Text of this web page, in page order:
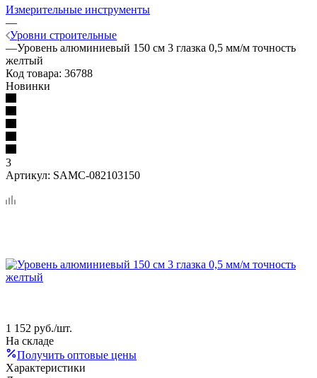
Измерительные инструменты
—
Уровни строительные
—Уровень алюминиевый 150 см 3 глазка 0,5 мм/м точность
желтый
Код товара: 36788
Новинки
3
Артикул: SAMC-082103150
1 152 руб./шт.
На складе
Получить оптовые цены
Характеристики